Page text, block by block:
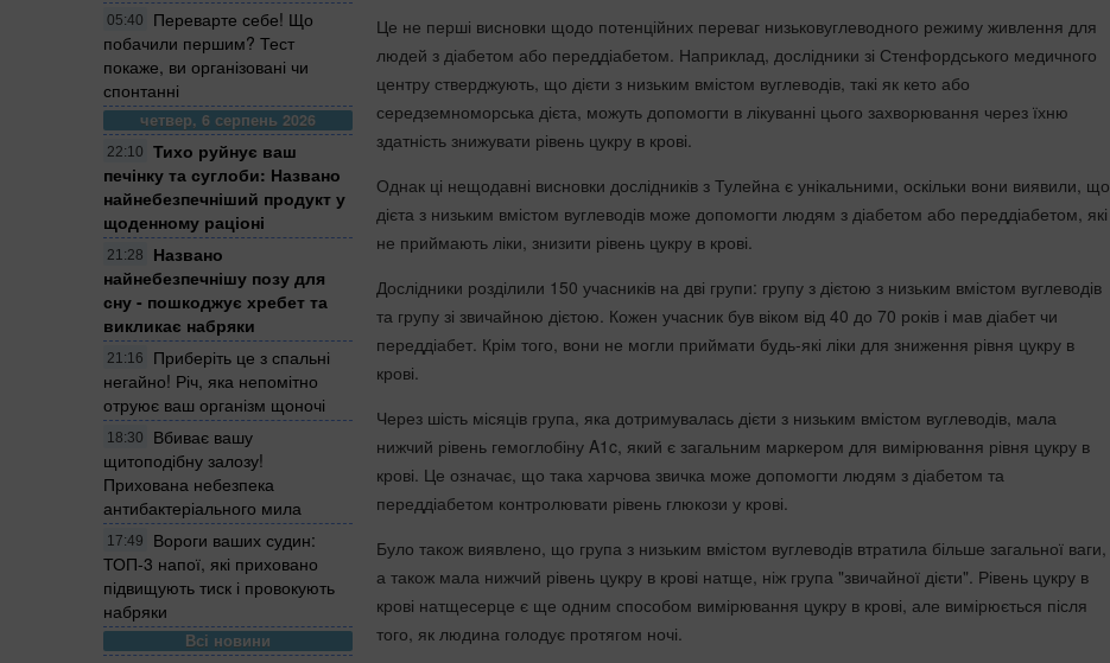
05:40
Переварте себе! Що
побачили першим? Тест
покаже, ви організовані чи
спонтанні
четвер, 6 серпень 2026
22:10
Тихо руйнує ваш
печінку та суглоби: Названо
найнебезпечніший продукт у
щоденному раціоні
21:28
Названо
найнебезпечнішу позу для
сну - пошкоджує хребет та
викликає набряки
21:16
Приберіть це з спальні
негайно! Річ, яка непомітно
отруює ваш організм щоночі
18:30
Вбиває вашу
щитоподібну залозу!
Прихована небезпека
антибактеріального мила
17:49
Вороги ваших судин:
ТОП-3 напої, які приховано
підвищують тиск і провокують
набряки
Всі новини
Це не перші висновки щодо потенційних переваг низьковуглеводного режиму живлення для
людей з діабетом або переддіабетом. Наприклад, дослідники зі Стенфордського медичного
центру стверджують, що дієти з низьким вмістом вуглеводів, такі як кето або
середземноморська дієта, можуть допомогти в лікуванні цього захворювання через їхню
здатність знижувати рівень цукру в крові.
Однак ці нещодавні висновки дослідників з Тулейна є унікальними, оскільки вони виявили, що
дієта з низьким вмістом вуглеводів може допомогти людям з діабетом або переддіабетом, які
не приймають ліки, знизити рівень цукру в крові.
Дослідники розділили 150 учасників на дві групи: групу з дієтою з низьким вмістом вуглеводів
та групу зі звичайною дієтою. Кожен учасник був віком від 40 до 70 років і мав діабет чи
переддіабет. Крім того, вони не могли приймати будь-які ліки для зниження рівня цукру в
крові.
Через шість місяців група, яка дотримувалась дієти з низьким вмістом вуглеводів, мала
нижчий рівень гемоглобіну A1c, який є загальним маркером для вимірювання рівня цукру в
крові. Це означає, що така харчова звичка може допомогти людям з діабетом та
переддіабетом контролювати рівень глюкози у крові.
Було також виявлено, що група з низьким вмістом вуглеводів втратила більше загальної ваги,
а також мала нижчий рівень цукру в крові натще, ніж група "звичайної дієти". Рівень цукру в
крові натщесерце є ще одним способом вимірювання цукру в крові, але вимірюється після
того, як людина голодує протягом ночі.